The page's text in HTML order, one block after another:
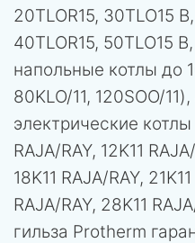
20TLOR15, 30TLO15
40TLOR15, 50TLO15
напольные котлы до
80KLO/11, 120SOO/
электрические котлы
RAJA/RAY, 12K11
18K11 RAJA/RAY,
RAJA/RAY, 28K11
гильза Protherm